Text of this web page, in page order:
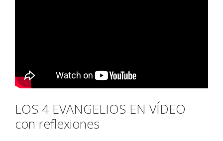
LOS 4 EVANGELIOS EN VÍDEO
con reflexiones